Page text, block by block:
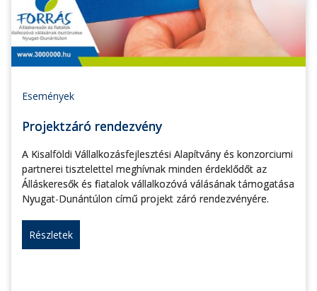
Események
Projektzáró rendezvény
A Kisalföldi Vállalkozásfejlesztési Alapítvány és konzorciumi
partnerei tisztelettel meghívnak minden érdeklődőt az
Álláskeresők és fiatalok vállalkozóvá válásának támogatása
Nyugat-Dunántúlon című projekt záró rendezvényére.
Részletek